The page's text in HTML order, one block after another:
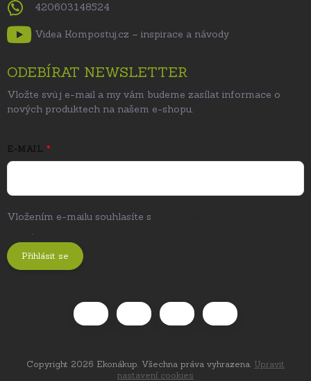
420603148524
Videa Kompostuj.cz – inspirace a návody
ODEBÍRAT NEWSLETTER
Vložte svůj e-mail a my vám budeme zasílat informace o
nových produktech na našem e-shopu.
E-MAIL
Vložením e-mailu souhlasíte s
.
Přihlásit se
Copyright 2026 Ekonákup. Všechna práva vyhrazena. Upravit
nastavení cookies